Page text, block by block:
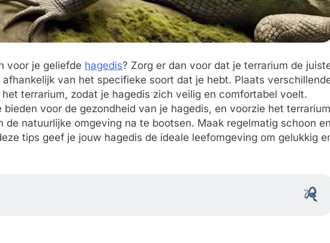
voor je geliefde hagedis? Zorg er dan voor dat je terrarium de
van het specifieke soort dat je hebt. Plaats
terrarium, zodat je hagedis zich veilig en comfortabel voelt.
voor de gezondheid van je hagedis, en voorzie het terrarium
de natuurlijke omgeving na te bootsen. Maak regelmatig schoon
tips geef je jouw hagedis de ideale leefomgeving om gelukkig